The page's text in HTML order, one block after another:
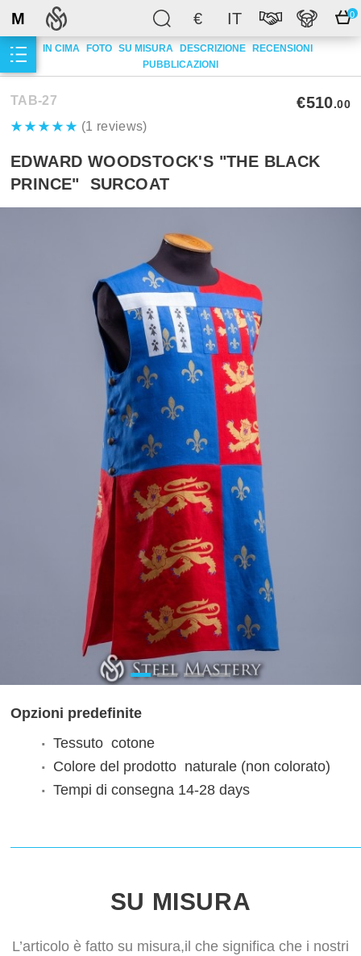
€ IT 0
M
IN CIMA FOTO SU MISURA DESCRIZIONE
RECENSIONI
PUBBLICAZIONI
TAB-27
(1 reviews)
€510.00
EDWARD WOODSTOCK'S "THE BLACK
PRINCE" SURCOAT
Opzioni predefinite
Tessuto cotone
Colore del prodotto naturale (non colorato)
Tempi di consegna 14-28 days
SU MISURA
L’articolo è fatto su misura,il che significa che i nostri